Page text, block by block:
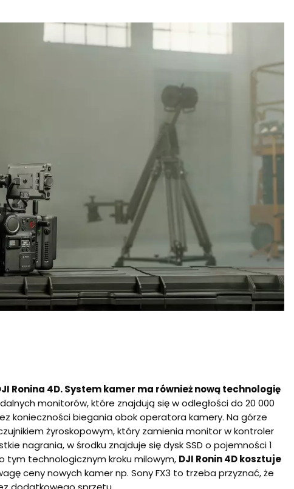
Ronina 4D. System kamer ma również nową technologię
monitorów, które znajdują się w odległości do 20 000
konieczności biegania obok operatora kamery. Na górze
żyroskopowym, który zamienia monitor w kontroler
nagrania, w środku znajduje się dysk SSD o pojemności 1
tym technologicznym kroku milowym, DJI Ronin 4D kosztuje
ceny nowych kamer np. Sony FX3 to trzeba przyznać, że